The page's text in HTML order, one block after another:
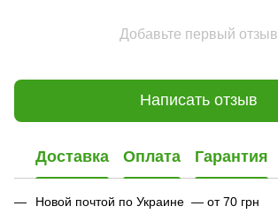
Добавьте первый отзыв
Написать отзыв
Доставка Оплата Гарантия
Новой почтой по Украине — от 70 грн